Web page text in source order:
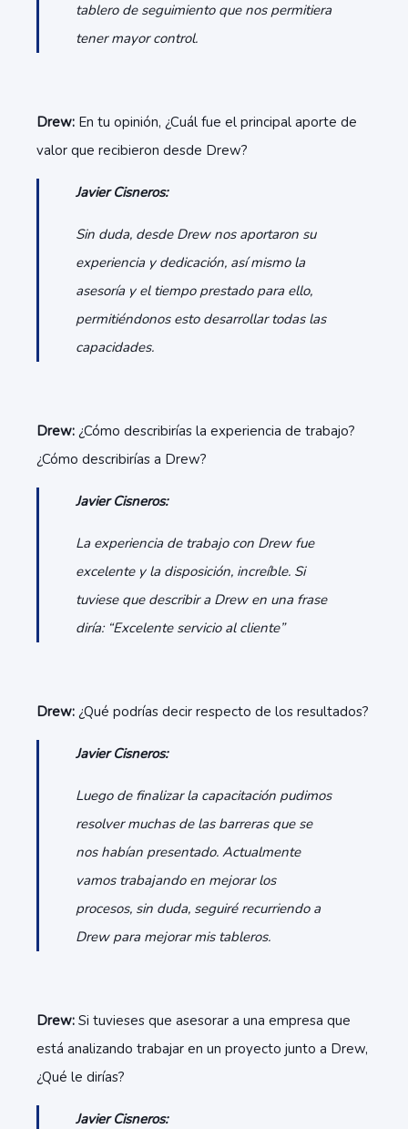
tablero de seguimiento que nos permitiera
tener mayor control.
Drew: En tu opinión, ¿Cuál fue el principal aporte de
valor que recibieron desde Drew?
Javier Cisneros:
Sin duda, desde Drew nos aportaron su
experiencia y dedicación, así mismo la
asesoría y el tiempo prestado para ello,
permitiéndonos esto desarrollar todas las
capacidades.
Drew: ¿Cómo describirías la experiencia de trabajo?
¿Cómo describirías a Drew?
Javier Cisneros:
La experiencia de trabajo con Drew fue
excelente y la disposición, increíble. Si
tuviese que describir a Drew en una frase
diría: “Excelente servicio al cliente”
Drew: ¿Qué podrías decir respecto de los resultados?
Javier Cisneros:
Luego de finalizar la capacitación pudimos
resolver muchas de las barreras que se
nos habían presentado. Actualmente
vamos trabajando en mejorar los
procesos, sin duda, seguiré recurriendo a
Drew para mejorar mis tableros.
Drew: Si tuvieses que asesorar a una empresa que
está analizando trabajar en un proyecto junto a Drew,
¿Qué le dirías?
Javier Cisneros: